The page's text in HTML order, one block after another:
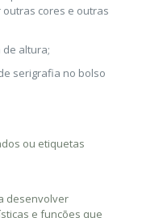
cores e outras
de altura;
serigrafia no bolso
ou etiquetas
desenvolver
e funções que